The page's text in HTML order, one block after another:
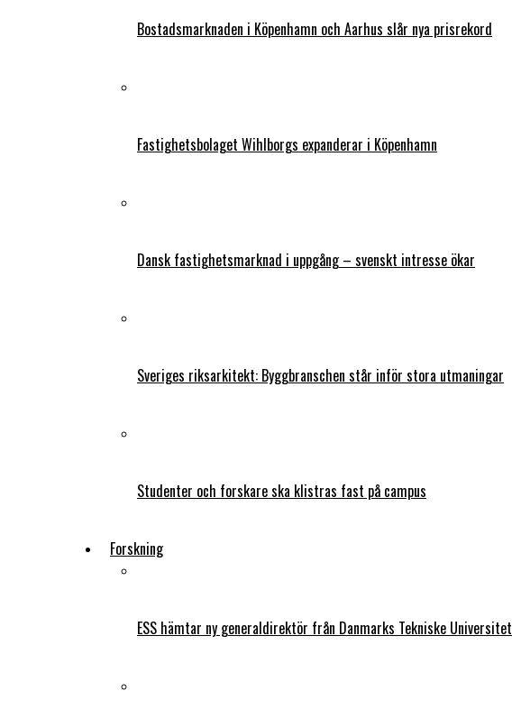
Bostadsmarknaden i Köpenhamn och Aarhus slår nya prisrekord
Fastighetsbolaget Wihlborgs expanderar i Köpenhamn
Dansk fastighetsmarknad i uppgång – svenskt intresse ökar
Sveriges riksarkitekt: Byggbranschen står inför stora utmaningar
Studenter och forskare ska klistras fast på campus
Forskning
ESS hämtar ny generaldirektör från Danmarks Tekniske Universitet